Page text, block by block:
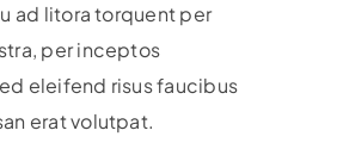
ad litora torquent per
per inceptos
eleifend risus faucibus
erat volutpat.